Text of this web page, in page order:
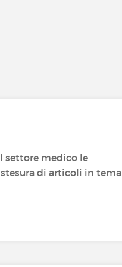
settore medico le
di articoli in tema